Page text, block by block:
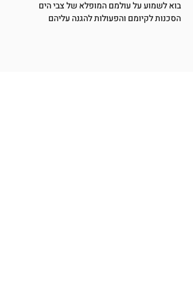
בוא לשמוע על עולמם המופלא של צבי הים
הסכנות לקיומם והפעולות להגנה עליהם